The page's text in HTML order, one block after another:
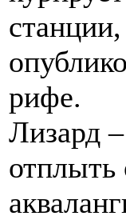
рифе.
Лизард
отплыть